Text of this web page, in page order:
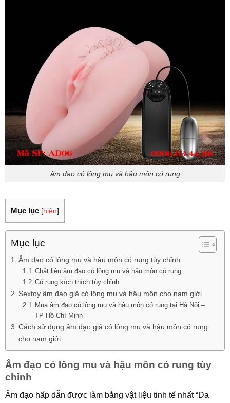
âm đạo có lông mu và hậu môn có rung
Mục lục [hiện]
Mục lục
Âm đạo có lông mu và hậu môn có rung tùy chỉnh
Chất liệu âm đạo có lông mu và hậu môn có rung
Có rung kích thích tùy chỉnh
Sextoy âm đạo giả có lông mu và hậu môn cho nam giới
Mua âm đạo có lông mu và hậu môn có rung tại Hà Nội –
TP Hồ Chí Minh
Cách sử dụng âm đạo giả có lông mu và hậu môn có rung
cho nam giới
Âm đạo có lông mu và hậu môn có rung tùy
chỉnh
Âm đạo hấp dẫn được làm bằng vật liệu tinh tế nhất “Da